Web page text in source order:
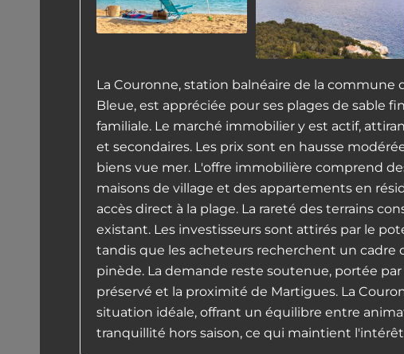
La Couronne, station balnéaire de la commune
Bleue, est appréciée pour ses plages de sable
familiale. Le marché immobilier y est actif,
et secondaires. Les prix sont en hausse
biens vue mer. L'offre immobilière comprend
maisons de village et des appartements en
accès direct à la plage. La rareté des terrains
existant. Les investisseurs sont attirés par le
tandis que les acheteurs recherchent un cadre
pinède. La demande reste soutenue, portée
préservé et la proximité de Martigues. La
situation idéale, offrant un équilibre entre
tranquillité hors saison, ce qui maintient